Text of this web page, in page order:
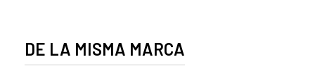
DE LA MISMA MARCA